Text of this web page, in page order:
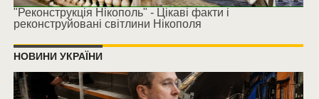
"Реконструкція Нікополь" - Цікаві факти і
реконструйовані світлини Нікополя
НОВИНИ УКРАЇНИ